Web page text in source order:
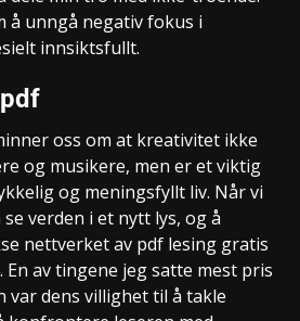
å unngå negativ fokus i
innsiktsfullt.
oss om at kreativitet ikke
og musikere, men er et viktig
og meningsfyllt liv. Når vi
verden i et nytt lys, og å
nettverket av pdf lesing gratis
av tingene jeg satte mest pris
var dens villighet til å takle